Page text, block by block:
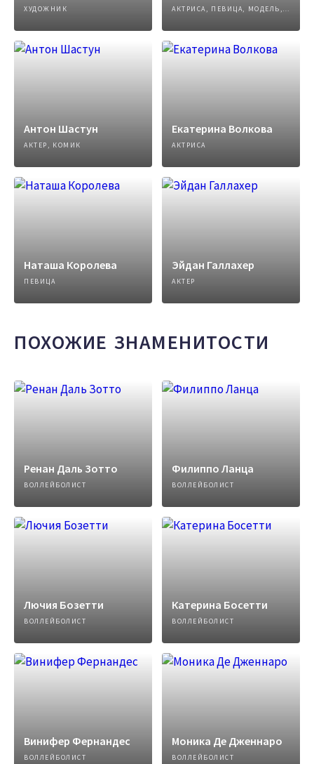
ХУДОЖНИК АКТРИСА, ПЕВИЦА, МОДЕЛЬ, АВТОР ПЕСЕН
Антон Шастун
АКТЕР, КОМИК
Екатерина Волкова
АКТРИСА
Наташа Королева
ПЕВИЦА
Эйдан Галлахер
АКТЕР
ПОХОЖИЕ ЗНАМЕНИТОСТИ
Ренан Даль Зотто
ВОЛЛЕЙБОЛИСТ
Филиппо Ланца
ВОЛЛЕЙБОЛИСТ
Лючия Бозетти
ВОЛЛЕЙБОЛИСТ
Катерина Босетти
ВОЛЛЕЙБОЛИСТ
Винифер Фернандес
ВОЛЛЕЙБОЛИСТ
Моника Де Дженнаро
ВОЛЛЕЙБОЛИСТ